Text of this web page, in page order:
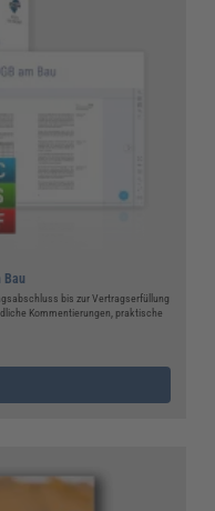
Bau
bis zur Vertragserfüllung
Kommentierungen, praktische